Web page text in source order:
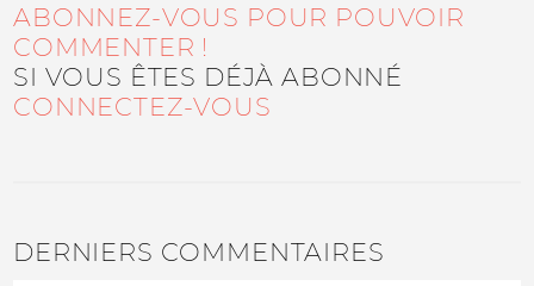
ABONNEZ-VOUS POUR POUVOIR
COMMENTER !
SI VOUS ÊTES DÉJÀ ABONNÉ
CONNECTEZ-VOUS
DERNIERS COMMENTAIRES